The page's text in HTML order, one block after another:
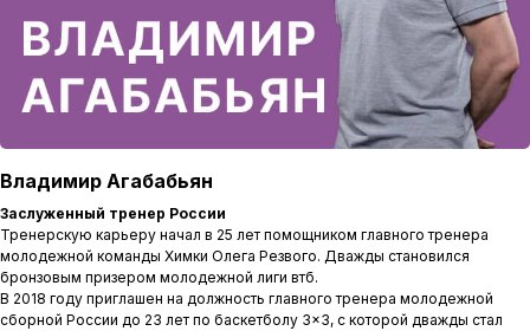
Владимир Агабабьян
Заслуженный тренер России
Тренерскую карьеру начал в 25 лет помощником главного тренера
молодежной команды Химки Олега Резвого. Дважды становился
бронзовым призером молодежной лиги втб.
В 2018 году приглашен на должность главного тренера молодежной
сборной России до 23 лет по баскетболу 3×3, с которой дважды стал